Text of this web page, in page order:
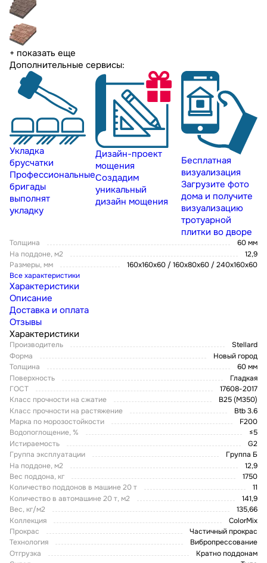
+ показать еще
Дополнительные сервисы:
Укладка
брусчатки
Профессиональные
бригады
выполнят
укладку
Дизайн-проект
мощения
Создадим
уникальный
дизайн мощения
Бесплатная
визуализация
Загрузите фото
дома и получите
визуализацию
тротуарной
плитки во дворе
Толщина
60 мм
На поддоне, м2
12,9
Размеры, мм
160х160х60 / 160х80х60 / 240х160х60
Все характеристики
Характеристики
Описание
Доставка и оплата
Отзывы
Характеристики
Производитель
Stellard
Форма
Новый город
Толщина
60 мм
Поверхность
Гладкая
ГОСТ
17608-2017
Класс прочности на сжатие
В25 (М350)
Класс прочности на растяжение
Btb 3.6
Марка по морозостойкости
F200
Водопоглощение, %
≤5
Истираемость
G2
Группа эксплуатации
Группа Б
На поддоне, м2
12,9
Вес поддона, кг
1750
Количество поддонов в машине 20 т
11
Количество в автомашине 20 т, м2
141,9
Вес, кг/м2
135,66
Коллекция
ColorMix
Прокрас
Частичный прокрас
Технология
Вибропрессование
Отгрузка
Кратно поддонам